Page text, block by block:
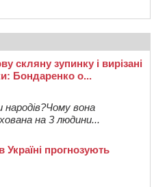
скляну зупинку і вирізані
Бондаренко о...
вона
на 3 людини...
Україні прогнозують